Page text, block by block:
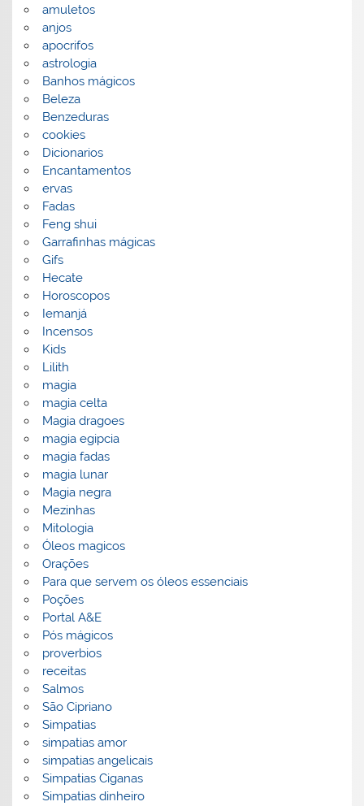
amuletos
anjos
apocrifos
astrologia
Banhos mágicos
Beleza
Benzeduras
cookies
Dicionarios
Encantamentos
ervas
Fadas
Feng shui
Garrafinhas mágicas
Gifs
Hecate
Horoscopos
Iemanjá
Incensos
Kids
Lilith
magia
magia celta
Magia dragoes
magia egipcia
magia fadas
magia lunar
Magia negra
Mezinhas
Mitologia
Óleos magicos
Orações
Para que servem os óleos essenciais
Poções
Portal A&E
Pós mágicos
proverbios
receitas
Salmos
São Cipriano
Simpatias
simpatias amor
simpatias angelicais
Simpatias Ciganas
Simpatias dinheiro